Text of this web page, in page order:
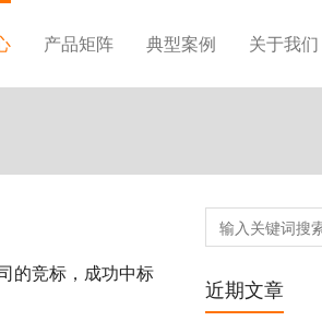
产品矩阵 典型案例 关于我们
的竞标，成功中标
近期文章